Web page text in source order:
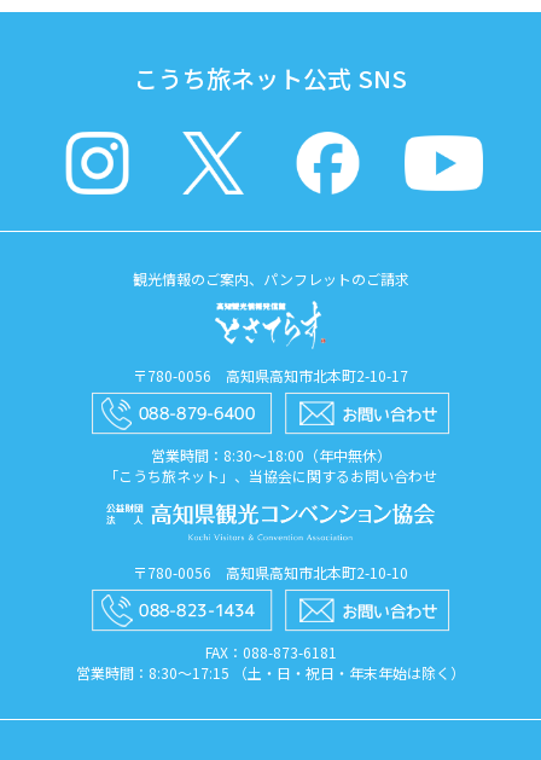
こうち旅ネット公式 SNS
観光情報のご案内、パンフレットのご請求
〒780-0056 高知県高知市北本町2-10-17
営業時間：8:30〜18:00（年中無休）
「こうち旅ネット」、当協会に関するお問い合わせ
〒780-0056 高知県高知市北本町2-10-10
FAX：088​-873​-6181
営業時間：8:30〜17:15 （土・日・祝日・年末年始は除く）